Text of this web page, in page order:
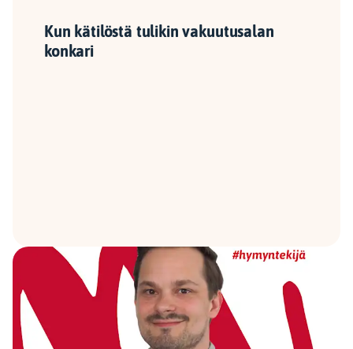
Kun kätilöstä tulikin vakuutusalan
konkari